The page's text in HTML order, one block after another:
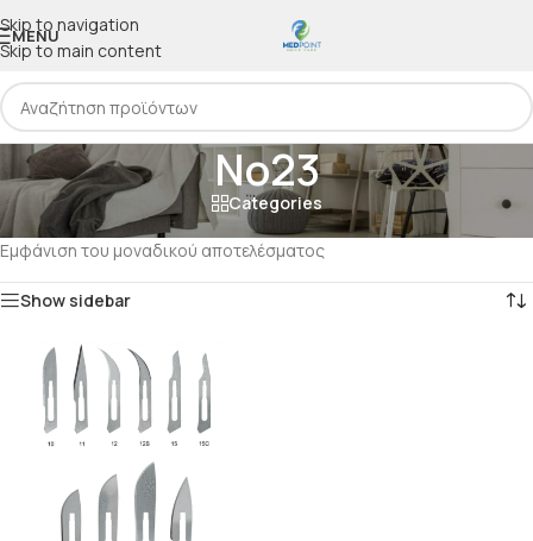
Skip to navigation
Skip to main content
MENU
Νο23
Categories
Αρχική
Προϊόν Μέγεθος/Νο23
Εμφάνιση του μοναδικού αποτελέσματος
Show sidebar